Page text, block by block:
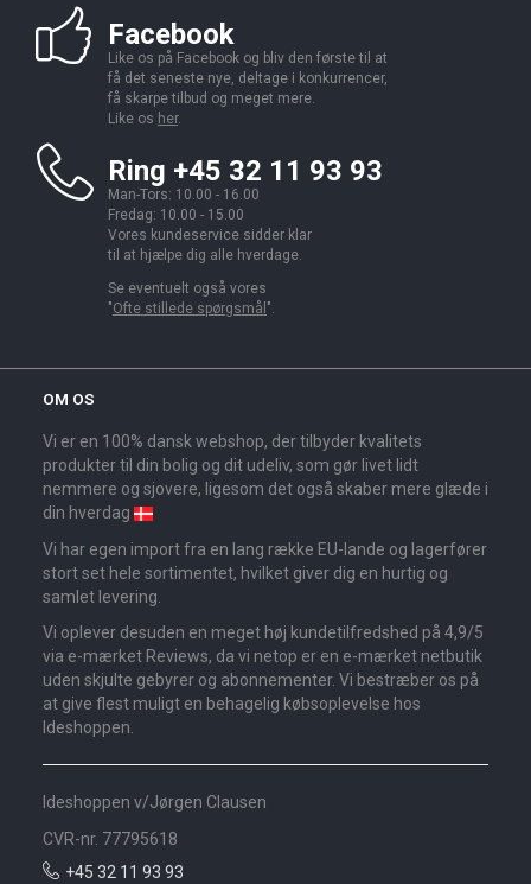
Facebook
Like os på Facebook og bliv den første til at
få det seneste nye, deltage i konkurrencer,
få skarpe tilbud og meget mere.
Like os her.
Ring +45 32 11 93 93
Man-Tors: 10.00 - 16.00
Fredag: 10.00 - 15.00
Vores kundeservice sidder klar
til at hjælpe dig alle hverdage.
Se eventuelt også vores
"Ofte stillede spørgsmål ".
OM OS
Vi er en 100% dansk webshop, der tilbyder kvalitets
produkter til din bolig og dit udeliv, som gør livet lidt
nemmere og sjovere, ligesom det også skaber mere glæde i
din hverdag
Vi har egen import fra en lang række EU-lande og lagerfører
stort set hele sortimentet, hvilket giver dig en hurtig og
samlet levering.
Vi oplever desuden en meget høj kundetilfredshed på 4,9/5
via e-mærket Reviews, da vi netop er en e-mærket netbutik
uden skjulte gebyrer og abonnementer. Vi bestræber os på
at give flest muligt en behagelig købsoplevelse hos
Ideshoppen.
Ideshoppen v/Jørgen Clausen
CVR-nr. 77795618
+45 32 11 93 93